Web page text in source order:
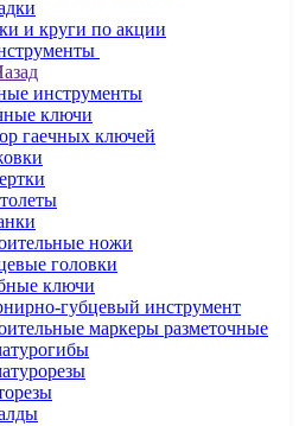
и круги по акции
инструменты
ключи
гаечных ключей
ножи
головки
ключи
губцевый инструмент
маркеры разметочные